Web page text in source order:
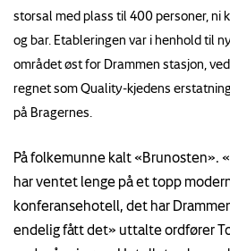
storsal med plass til 400 personer, ni
og bar. Etableringen var i henhold til
området øst for Drammen stasjon,
regnet som Quality-kjedens
på Bragernes.
På folkemunne kalt «Brunosten».
har ventet lenge på et topp
konferansehotell, det har
endelig fått det» uttalte ordfører